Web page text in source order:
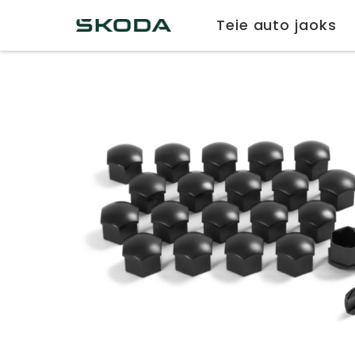
Teie auto jaoks